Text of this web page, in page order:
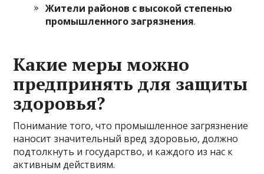
Жители районов с высокой степенью
промышленного загрязнения.
Какие меры можно
предпринять для защиты
здоровья?
Понимание того, что промышленное загрязнение
наносит значительный вред здоровью, должно
подтолкнуть и государство, и каждого из нас к
активным действиям.